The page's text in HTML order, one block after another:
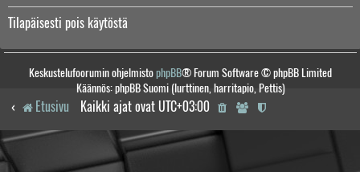
Tilapäisesti pois käytöstä
Keskustelufoorumin ohjelmistophpBB® Forum Software © phpBB Limited
Käännös: phpBB Suomi (lurttinen, harritapio, Pettis)
Etusivu Kaikki ajat ovat UTC+03:00